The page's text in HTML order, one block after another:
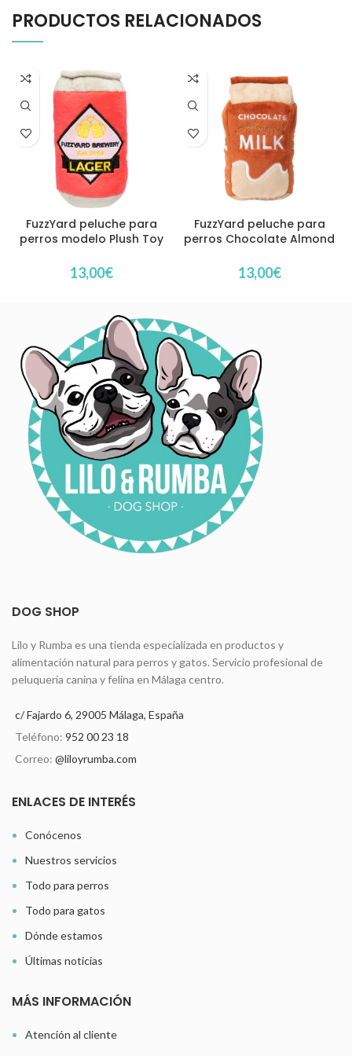
PRODUCTOS RELACIONADOS
FuzzYard peluche para
perros modelo Plush Toy
13,00€
FuzzYard peluche para
perros Chocolate Almond
13,00€
DOG SHOP
Lilo y Rumba es una tienda especializada en productos y
alimentación natural para perros y gatos. Servicio profesional de
peluquería canina y felina en Málaga centro.
c/ Fajardo 6, 29005 Málaga, España
Teléfono: 952 00 23 18
Correo: @liloyrumba.com
ENLACES DE INTERÉS
Conócenos
Nuestros servicios
Todo para perros
Todo para gatos
Dónde estamos
Últimas noticias
MÁS INFORMACIÓN
Atención al cliente